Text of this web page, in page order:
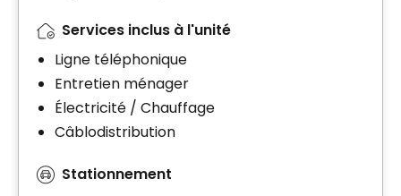
Services inclus à l'unité
Ligne téléphonique
Entretien ménager
Électricité / Chauffage
Câblodistribution
Stationnement